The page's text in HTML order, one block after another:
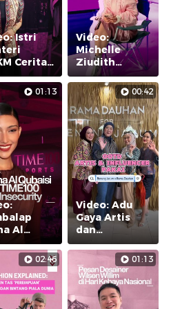
Istri
Cerita
Jastip
Video:
Michelle
Ziudith
Ungkap Cara
Atasi Rasa
Insecure
01:13
Al
Tak
di
00:42
Video: Adu
Gaya Artis
dan
Influencer
Pakai Benang
Jarum x Rama
Dauhan
02:46 01:13